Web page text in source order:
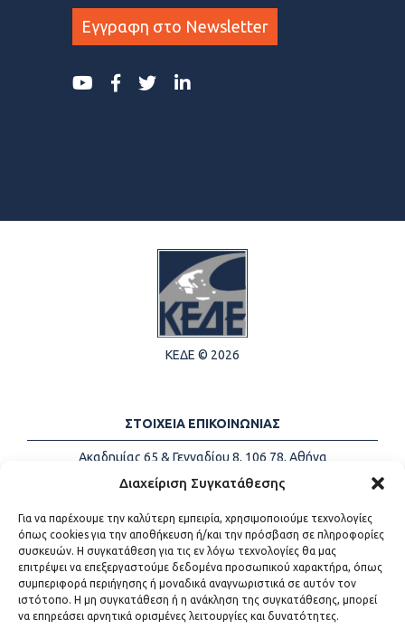
Διαχείριση Συγκατάθεσης
Για να παρέχουμε την καλύτερη εμπειρία, χρησιμοποιούμε τεχνολογίες
όπως cookies για την αποθήκευση ή/και την πρόσβαση σε πληροφορίες
συσκευών. Η συγκατάθεση για τις εν λόγω τεχνολογίες θα μας
επιτρέψει να επεξεργαστούμε δεδομένα προσωπικού χαρακτήρα, όπως
συμπεριφορά περιήγησης ή μοναδικά αναγνωριστικά σε αυτόν τον
ιστότοπο. Η μη συγκατάθεση ή η ανάκληση της συγκατάθεσης, μπορεί
να επηρεάσει αρνητικά ορισμένες λειτουργίες και δυνατότητες.
Εγγραφη στο Newsletter
ΚΕΔΕ © 2026
ΣΤΟΙΧΕΙΑ ΕΠΙΚΟΙΝΩΝΙΑΣ
Ακαδημίας 65 & Γενναδίου 8, 106 78, Αθήνα
Τηλέφωνα:
+30 213-2147500
Email:
info@kede.gr
ΧΡΗΣΙΜΟΙ ΣΥΝΔΕΣΜΟΙ
Η ΚΕΔΕ